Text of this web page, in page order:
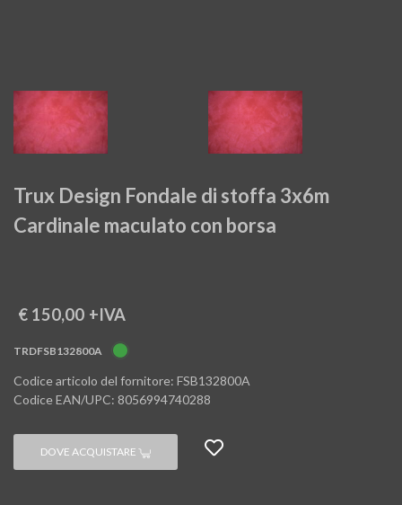
Trux Design Fondale di stoffa 3x6m
Cardinale maculato con borsa
€ 150,00 +IVA
TRDFSB132800A
Codice articolo del fornitore: FSB132800A
Codice EAN/UPC: 8056994740288
DOVE ACQUISTARE